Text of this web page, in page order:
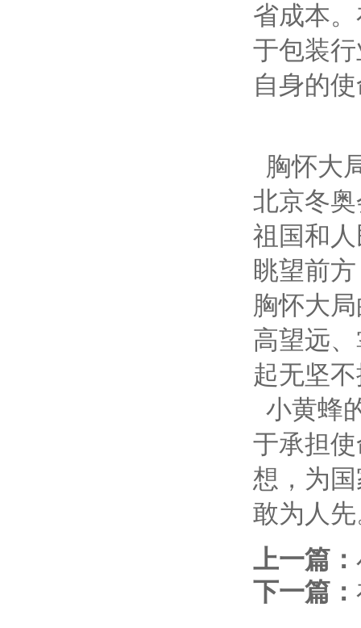
省成本。
于包装
自身的
胸怀大
北京冬
祖国和
眺望前
胸怀大
高望远
起无坚
小黄蜂
于承担
想，为
敢为人
上一篇：
下一篇：